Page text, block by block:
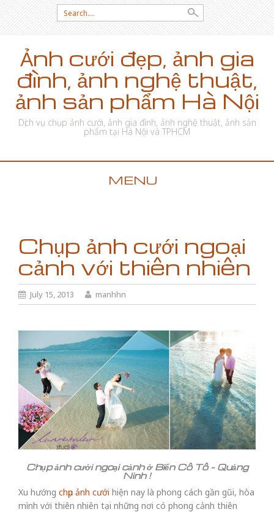
Search for:
Ảnh cưới đẹp, ảnh gia
đình, ảnh nghệ thuật,
ảnh sản phẩm Hà Nội
Dịch vụ chụp ảnh cưới, ảnh gia đình, ảnh nghệ thuật, ảnh sản
phẩm tại Hà Nội và TPHCM
MENU
Chụp ảnh cưới ngoại
cảnh với thiên nhiên
July 15, 2013 manhhn
Chụp ảnh cưới ngoại cảnh ở Biển Cô Tô – Quảng
Ninh !
Xu hướng chụp ảnh cưới hiện nay là phong cách gần gũi, hòa
mình với thiên nhiên tại những nơi có phong cảnh thiên